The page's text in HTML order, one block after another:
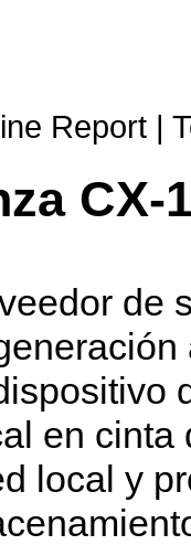
Report |
CX-
de
en cinta
local y